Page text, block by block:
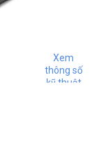
Xem
thông số
kỹ thuật